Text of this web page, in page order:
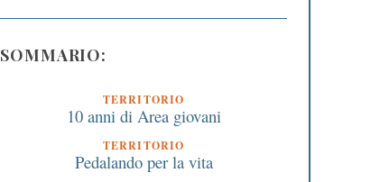
SOMMARIO:
TERRITORIO
10 anni di Area giovani
TERRITORIO
Pedalando per la vita